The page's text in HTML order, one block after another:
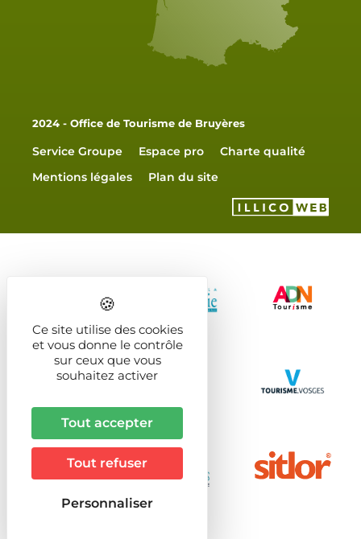
2024 - Office de Tourisme de Bruyères
Service Groupe Espace pro
Charte qualité
Mentions légales
Plan du site
Ce site utilise des cookies
et vous donne le contrôle
sur ceux que vous
souhaitez activer
Tout accepter
Tout refuser
Personnaliser